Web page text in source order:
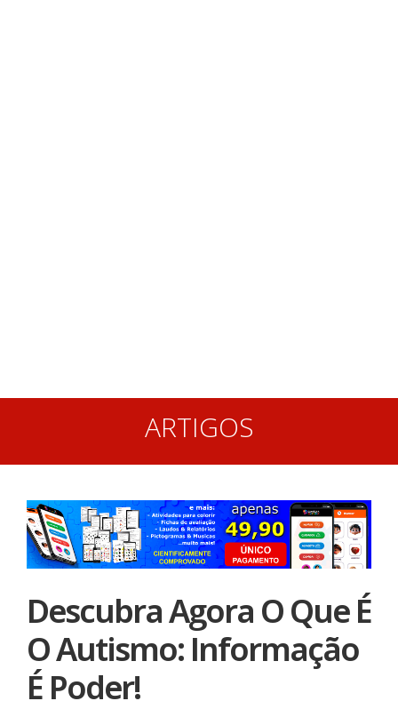
ARTIGOS
Descubra Agora O Que É
O Autismo: Informação
É Poder!